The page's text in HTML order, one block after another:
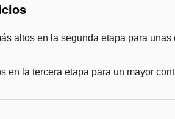
altos en la segunda etapa para unas
en la tercera etapa para un mayor